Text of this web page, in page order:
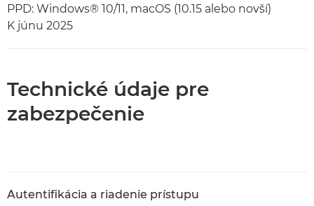
PPD: Windows® 10/11, macOS (10.15 alebo novší)
K júnu 2025
Technické údaje pre
zabezpečenie
Autentifikácia a riadenie prístupu